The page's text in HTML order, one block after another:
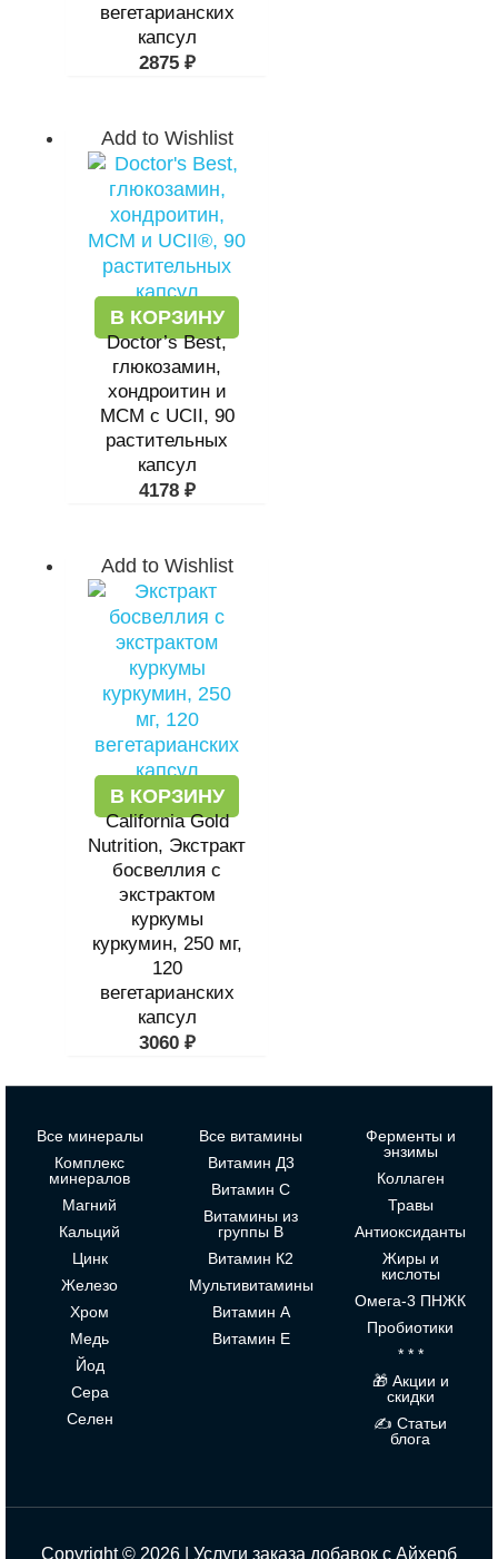
вегетарианских
капсул
2875 ₽
Add to Wishlist
В КОРЗИНУ
Doctor’s Best,
глюкозамин,
хондроитин и
МСМ с UCII, 90
растительных
капсул
4178 ₽
Add to Wishlist
В КОРЗИНУ
California Gold
Nutrition, Экстракт
босвеллия с
экстрактом
куркумы
куркумин, 250 мг,
120
вегетарианских
капсул
3060 ₽
Все минералы
Комплекс
минералов
Магний
Кальций
Цинк
Железо
Хром
Медь
Йод
Сера
Селен
Все витамины
Витамин Д3
Витамин С
Витамины из
группы В
Витамин К2
Мультивитамины
Витамин А
Витамин Е
Ферменты и
энзимы
Коллаген
Травы
Антиоксиданты
Жиры и
кислоты
Омега-3 ПНЖК
Пробиотики
* * *
🎁 Акции и
скидки
✍ Статьи
блога
Copyright © 2026 | Услуги заказа добавок с Айхерб